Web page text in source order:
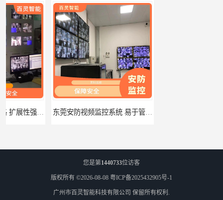
东莞安防视频监控系统 易于管理 多通道监控
您是第1440733位访客
版权所有 ©2026-08-08 粤ICP备2025432905号-1
广州市百灵智能科技有限公司 保留所有权利.